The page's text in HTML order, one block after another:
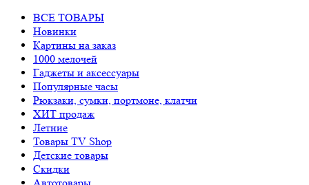
ВСЕ ТОВАРЫ
Новинки
Картины на заказ
1000 мелочей
Гаджеты и аксессуары
Популярные часы
Рюкзаки, сумки, портмоне, клатчи
ХИТ продаж
Летние
Товары TV Shop
Детские товары
Cкидки